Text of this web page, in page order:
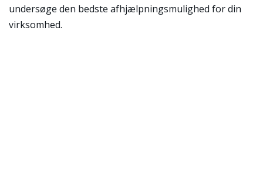
undersøge den bedste afhjælpningsmulighed for din
virksomhed.